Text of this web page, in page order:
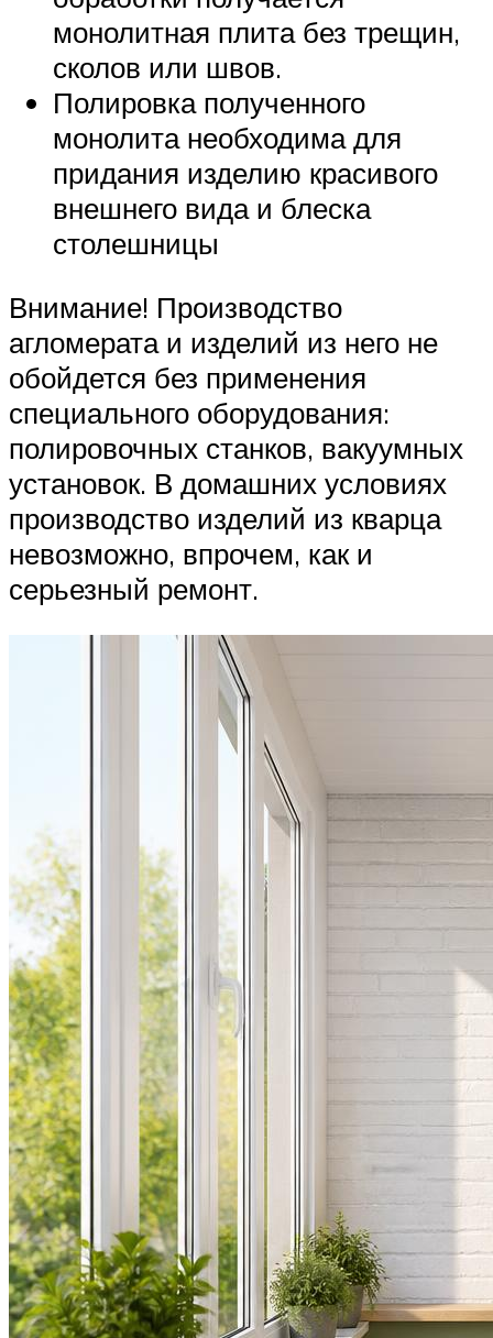
монолитная плита без трещин,
сколов или швов.
Полировка полученного
монолита необходима для
придания изделию красивого
внешнего вида и блеска
столешницы
Внимание! Производство
агломерата и изделий из него не
обойдется без применения
специального оборудования:
полировочных станков, вакуумных
установок. В домашних условиях
производство изделий из кварца
невозможно, впрочем, как и
серьезный ремонт.